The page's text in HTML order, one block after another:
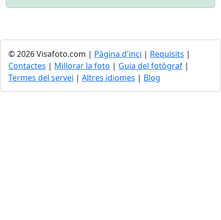
© 2026 Visafoto.com | Pàgina d'inci | Requisits |
Contactes | Millorar la foto | Guia del fotògraf |
Termes del servei | Altres idiomes | Blog